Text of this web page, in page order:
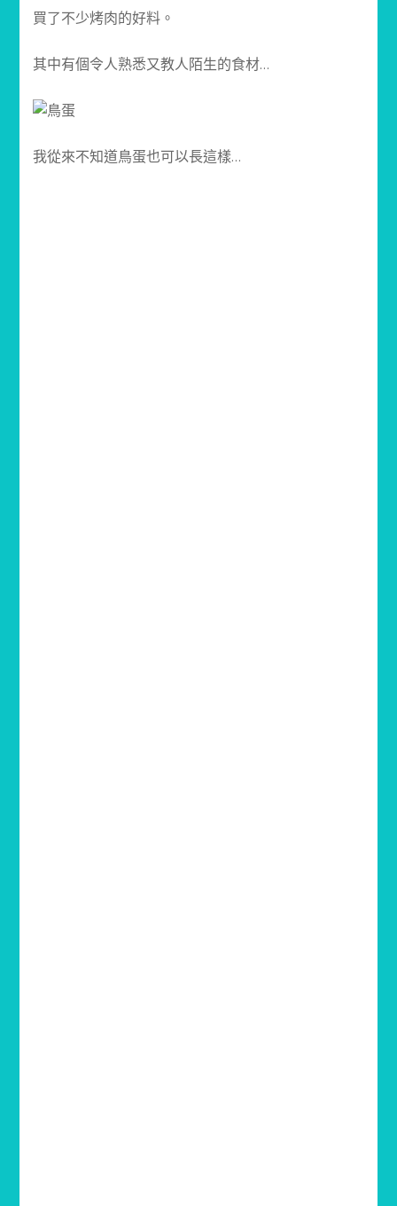
買了不少烤肉的好料。
其中有個令人熟悉又教人陌生的食材…
我從來不知道鳥蛋也可以長這樣…